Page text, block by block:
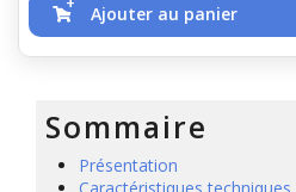
Ajouter au panier
Sommaire
Présentation